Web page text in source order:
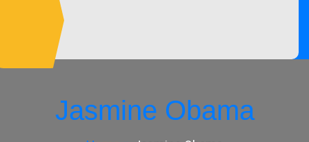
Innovativ
AffordabJasmine Obama